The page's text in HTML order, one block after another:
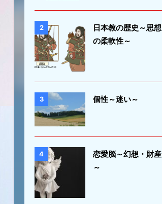
2
日本教の歴史～思想
の柔軟性～
3 個性～迷い～
4
恋愛脳～幻想・財産
～